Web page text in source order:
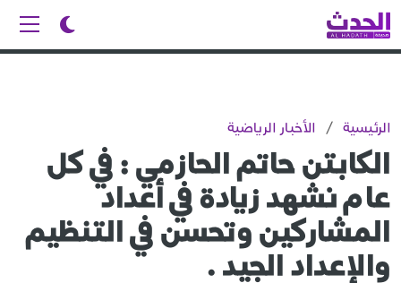
الرئيسية / الأخبار الرياضية
الكابتن حاتم الحازمي : في كل
عام نشهد زيادة في أعداد
المشاركين وتحسن في التنظيم
والإعداد الجيد .